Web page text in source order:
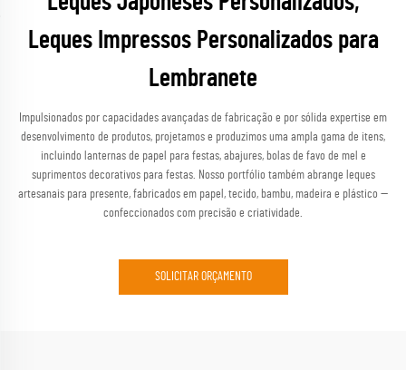
Leques Impressos Personalizados para
Lembranete
Impulsionados por capacidades avançadas de fabricação e por sólida expertise em
desenvolvimento de produtos, projetamos e produzimos uma ampla gama de itens,
incluindo lanternas de papel para festas, abajures, bolas de favo de mel e
suprimentos decorativos para festas. Nosso portfólio também abrange leques
artesanais para presente, fabricados em papel, tecido, bambu, madeira e plástico —
confeccionados com precisão e criatividade.
SOLICITAR ORÇAMENTO